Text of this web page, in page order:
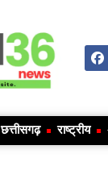
छत्तीसगढ़ राष्ट्रीय